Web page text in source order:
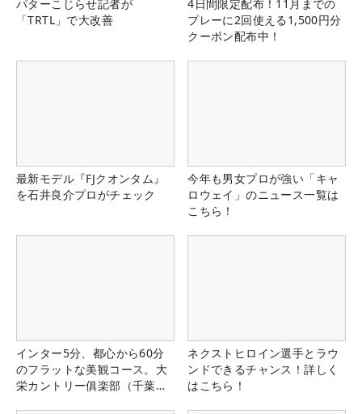
パターこじらせ記者が
「TRTL」で大改善
4日間限定配布！11月までの
プレーに2回使える1,500円分
クーポン配布中！
最新モデル『FJクオンタム』
を石井良介プロがチェック
今年も男女プロが強い「キャ
ロウェイ」のニュース一覧は
こちら！
インター5分、都心から60分
のフラットな美観コース。大
栄カントリー俱楽部（千葉
ネクストヒロイン選手とラウ
ンドできるチャンス！詳しく
はこちら！